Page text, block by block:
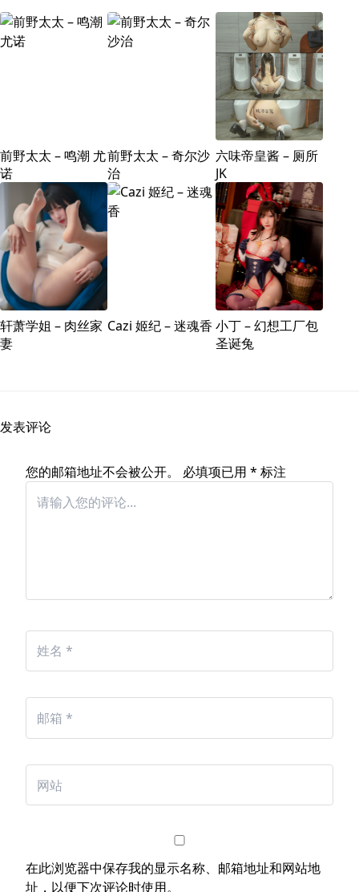
前野太太 – 鸣潮 尤
诺
前野太太 – 奇尔沙
治
六味帝皇酱 – 厕所
JK
轩萧学姐 – 肉丝家
妻
Cazi 姬纪 – 迷魂香 小丁 – 幻想工厂包
圣诞兔
发表评论
您的邮箱地址不会被公开。 必填项已用 * 标注
在此浏览器中保存我的显示名称、邮箱地址和网站地
址，以便下次评论时使用。